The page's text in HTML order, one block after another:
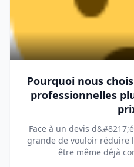
Pourquoi nous
professionnelles
Face à un devis
grande de vouloir réduire
être même déjà